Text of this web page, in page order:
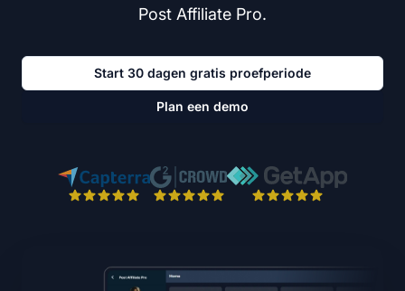
Post Affiliate Pro.
Start 30 dagen gratis proefperiode
Plan een demo